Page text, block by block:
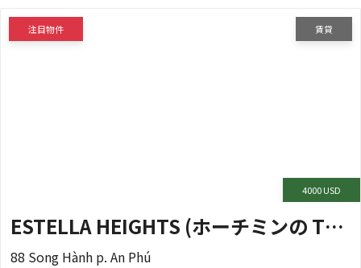
賃貸
4000 USD
注目物件
ESTELLA HEIGHTS (ホーチミンの THỦ ĐỨC 区)
88 Song Hành p. An Phú